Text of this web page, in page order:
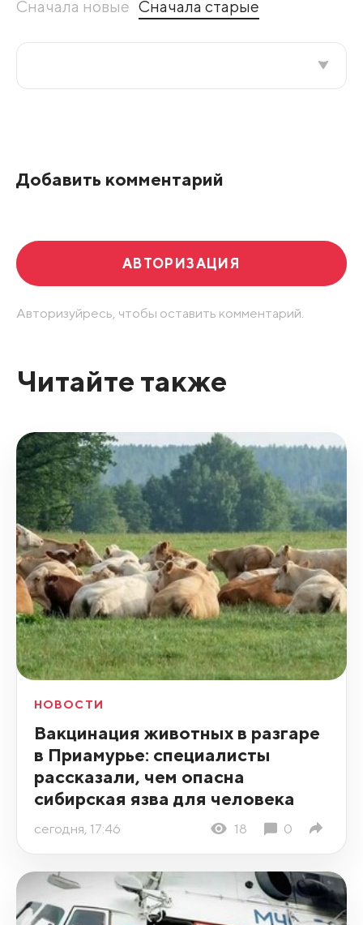
Сначала новые Сначала старые
Добавить комментарий
АВТОРИЗАЦИЯ
Авторизуйресь, чтобы оставить комментарий.
Читайте также
НОВОСТИ
Вакцинация животных в разгаре
в Приамурье: специалисты
рассказали, чем опасна
сибирская язва для человека
сегодня, 17:46 18 0